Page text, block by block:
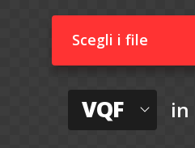
Scegli i file
VQF in